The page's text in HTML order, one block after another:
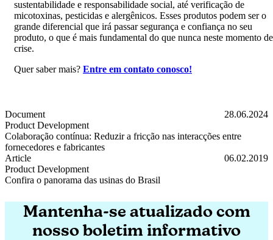
sustentabilidade e responsabilidade social, até verificação de
micotoxinas, pesticidas e alergênicos. Esses produtos podem ser o
grande diferencial que irá passar segurança e confiança no seu
produto, o que é mais fundamental do que nunca neste momento de
crise.
Quer saber mais? Entre em contato conosco!
Document
28.06.2024
Product Development
Colaboração contínua: Reduzir a fricção nas interacções entre
fornecedores e fabricantes
Colaboração contínua: Reduzir a fricção nas interacções entre
Article
06.02.2019
Product Development
Confira o panorama das usinas do Brasil
Mantenha-se atualizado com
nosso boletim informativo